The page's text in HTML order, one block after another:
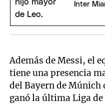
Inter
Además de Messi, el
tiene una presencia
del Bayern de Múnich
ganó la última Liga